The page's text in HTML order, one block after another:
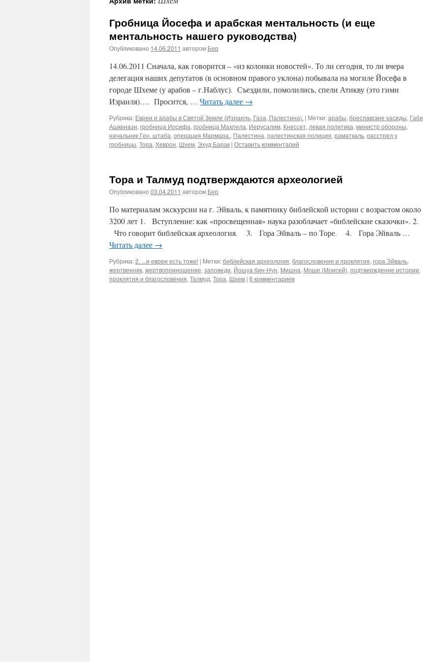
Гробница Йосефа и арабская ментальность (и еще
ментальность нашего руководства)
Опубликовано 14.06.2011 автором Бер
14.06.2011 Сначала, как говорится – «из колонки новостей». То ли сегодня, то ли вчера
делегация наших депутатов (в основном правого уклона) побывала на могиле Йосефа в
городе Шхеме (у арабов – г.Наблус). Съездили, помолились, спели Атикву (это гимн
Израиля)…. Просится, … Читать далее →
Рубрика: Евреи и арабы в Святой Земле (Израиль, Газа, Палестина). | Метки:арабы, бреславские хасиды, Габи
Ашкенази, гробница Иосифа, гробница Махпела, Иерусалим, Кнессет, левая политика, министр обороны,
начальник Ген. штаба, операция Мармара., Палестина, палестинская полиция, раматкаль, расстрел у
гробницы, Тора, Хеврон, Шхем, Эхуд Барак | Оставить комментарий
Тора и Талмуд подтверждаются археологией
Опубликовано 03.04.2011 автором Бер
По материалам экскурсии на г. Эйваль, к памятнику библейской истории с возрастом около
3200 лет 1. Вступление: как «просвещенная» наука разоблачает «библейские сказочки». 2.
Что говорит библейская археология. 3. Гора Эйваль – по Торе. 4. Гора Эйваль …
Читать далее →
Рубрика:2. ...и евреи есть тоже! | Метки:библейская археология, благословения и проклятия, гора Эйваль,
жертвенник, жертвоприношение, заповеди, Йошуа бин-Нун, Мишна, Моше (Моисей), подтверждение истории,
проклятия и благословения, Талмуд, Тора, Шхем | 6 комментариев